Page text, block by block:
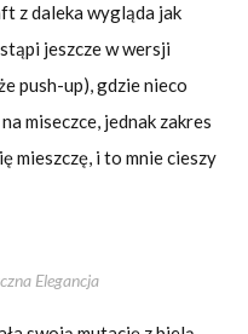
z daleka wygląda jak
jeszcze w wersji
push-up), gdzie nieco
miseczce, jednak zakres
mieszczę, i to mnie cieszy
Elegancja